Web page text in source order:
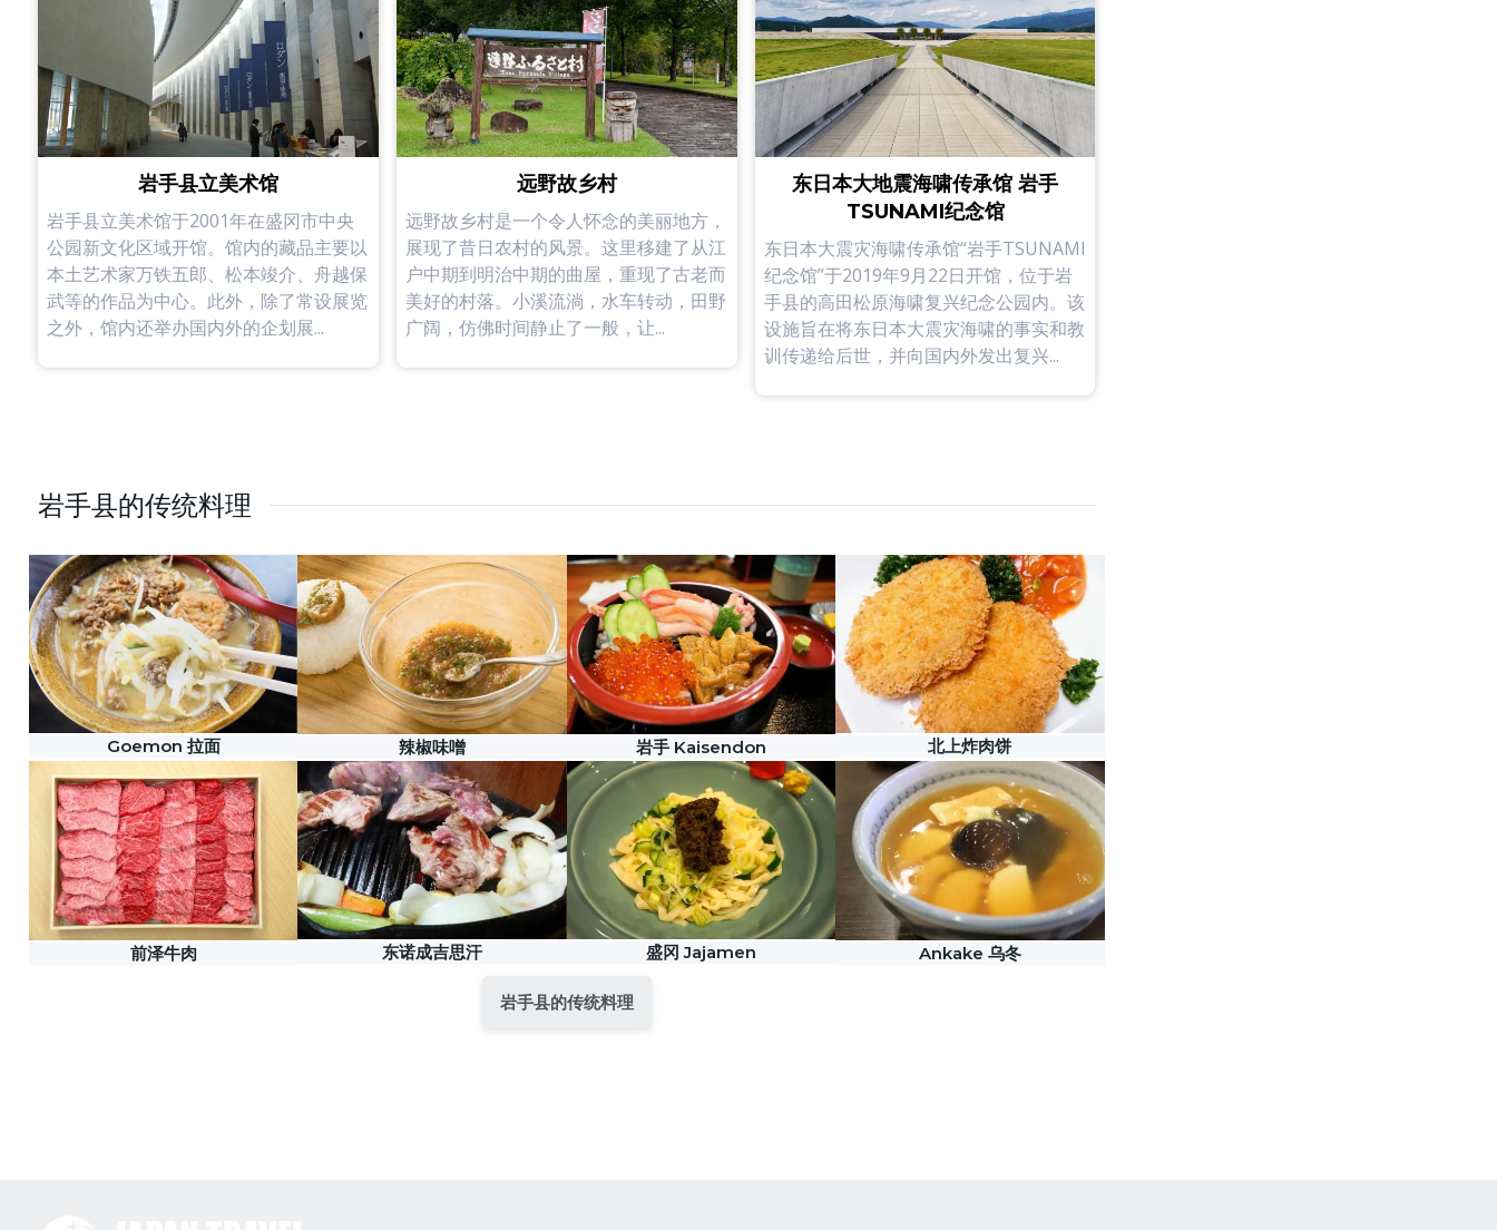
岩手县立美术馆
岩手县立美术馆于2001年在盛冈市中央
公园新文化区域开馆。馆内的藏品主要以
本土艺术家万铁五郎、松本竣介、舟越保
武等的作品为中心。此外，除了常设展览
之外，馆内还举办国内外的企划展...
远野故乡村
远野故乡村是一个令人怀念的美丽地方，
展现了昔日农村的风景。这里移建了从江
户中期到明治中期的曲屋，重现了古老而
美好的村落。小溪流淌，水车转动，田野
广阔，仿佛时间静止了一般，让...
东日本大地震海啸传承馆 岩手
TSUNAMI纪念馆
东日本大震灾海啸传承馆“岩手TSUNAMI
纪念馆”于2019年9月22日开馆，位于岩
手县的高田松原海啸复兴纪念公园内。该
设施旨在将东日本大震灾海啸的事实和教
训传递给后世，并向国内外发出复兴...
岩手县的传统料理
Goemon 拉面 辣椒味噌 岩手 Kaisendon 北上炸肉饼
前泽牛肉 东诺成吉思汗 盛冈 Jajamen Ankake 乌冬
岩手县的传统料理